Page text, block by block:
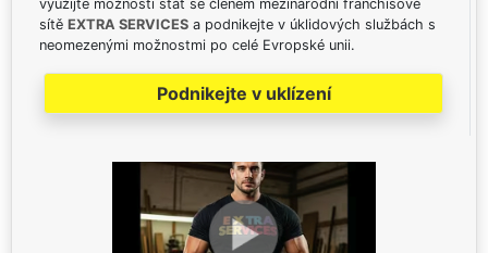
využijte možnosti stát se členem mezinárodní franchisové
sítě EXTRA SERVICES a podnikejte v úklidových službách s
neomezenými možnostmi po celé Evropské unii.
Podnikejte v uklízení